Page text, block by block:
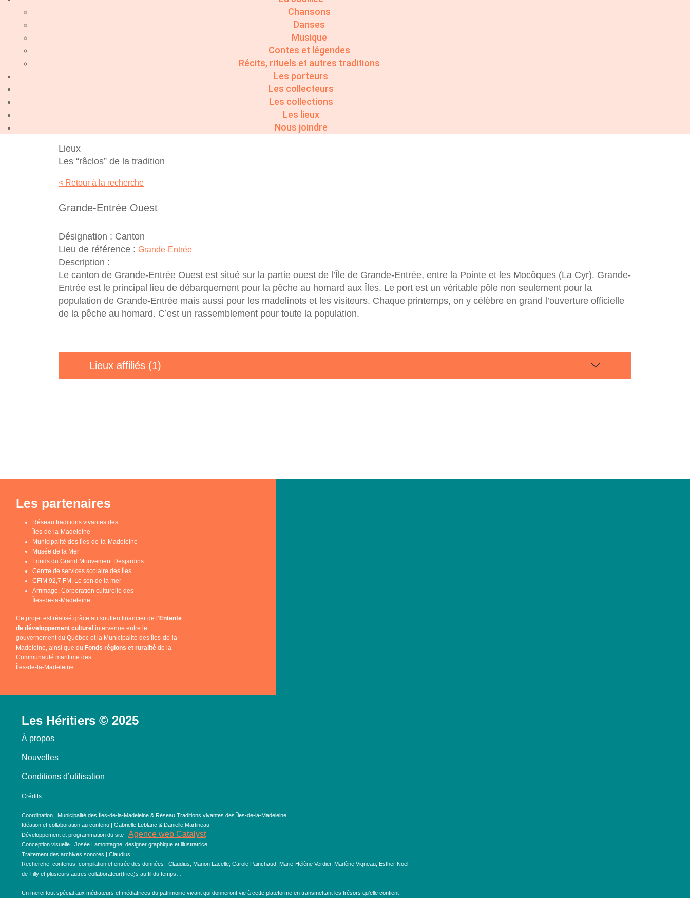
Chansons
Danses
Musique
Contes et légendes
Récits, rituels et autres traditions
Les porteurs
Les collecteurs
Les collections
Les lieux
Nous joindre
Lieux
Les “râclos” de la tradition
< Retour à la recherche
Grande-Entrée Ouest
Désignation : Canton
Lieu de référence : Grande-Entrée
Description :
Le canton de Grande-Entrée Ouest est situé sur la partie ouest de l’Île de Grande-Entrée, entre la Pointe et les Mocôques (La Cyr). Grande-
Entrée est le principal lieu de débarquement pour la pêche au homard aux Îles. Le port est un véritable pôle non seulement pour la
population de Grande-Entrée mais aussi pour les madelinots et les visiteurs. Chaque printemps, on y célèbre en grand l’ouverture officielle
de la pêche au homard. C’est un rassemblement pour toute la population.
Lieux affiliés (1)
Les partenaires
Réseau traditions vivantes des
Îles-de-la-Madeleine
Municipalité des Îles-de-la-Madeleine
Musée de la Mer
Fonds du Grand Mouvement Desjardins
Centre de services scolaire des Îles
CFIM 92,7 FM, Le son de la mer
Arrimage, Corporation culturelle des
Îles-de-la-Madeleine
Ce projet est réalisé grâce au soutien financier de l’Entente
de développement culturel intervenue entre le
gouvernement du Québec et la Municipalité des Îles-de-la-
Madeleine, ainsi que du Fonds régions et ruralité de la
Communauté maritime des
Îles-de-la-Madeleine.
Les Héritiers © 2025
À propos
Nouvelles
Conditions d’utilisation
Crédits:
Coordination | Municipalité des Îles-de-la-Madeleine & Réseau Traditions vivantes des Îles-de-la-Madeleine
Idéation et collaboration au contenu | Gabrielle Leblanc & Danielle Martineau
Développement et programmation du site | Agence web Catalyst
Conception visuelle | Josée Lamontagne, designer graphique et illustratrice
Traitement des archives sonores | Claudius
Recherche, contenus, compilation et entrée des données | Claudius, Manon Lacelle, Carole Painchaud, Marie-Hélène Verdier, Marlène Vigneau, Esther Noël
de Tilly et plusieurs autres collaborateur(trice)s au fil du temps…
Un merci tout spécial aux médiateurs et médiatrices du patrimoine vivant qui donneront vie à cette plateforme en transmettant les trésors qu’elle contient